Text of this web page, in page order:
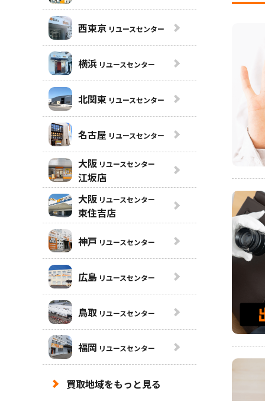
西東京 リユースセンター
横浜 リユースセンター
北関東 リユースセンター
名古屋 リユースセンター
大阪 リユースセンター
江坂店
大阪 リユースセンター
東住吉店
神戸 リユースセンター
広島 リユースセンター
鳥取 リユースセンター
福岡 リユースセンター
買取地域をもっと見る